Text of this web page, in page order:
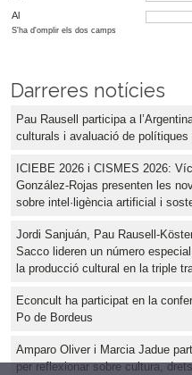
Al
S'ha d'omplir els dos camps
Darreres notícies
Pau Rausell participa a
culturals i avaluació de polítiques
ICIEBE 2026 i CISMES 2026:
González-Rojas presenten les
sobre intel·ligència artificial i
Jordi Sanjuán, Pau Rausell-
Sacco lideren un número
la producció cultural en la triple
Econcult ha participat en la
Po de Bordeus
Amparo Oliver i Marcia Jadue
per reflexionar sobre cultura,